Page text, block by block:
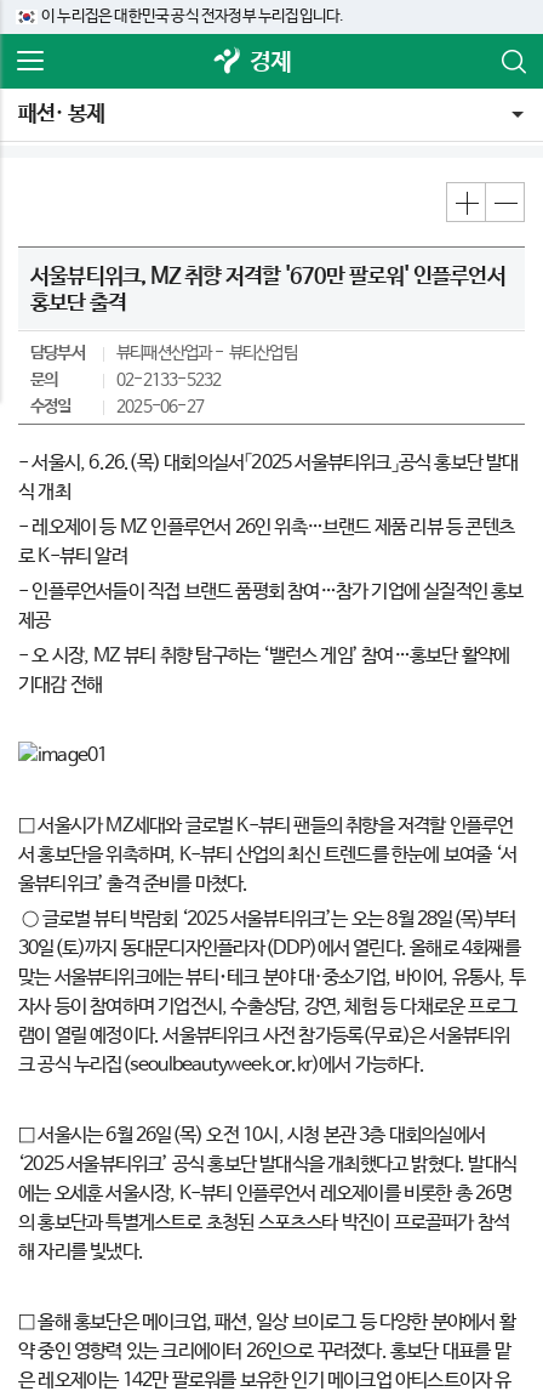
이 누리집은 대한민국 공식 전자정부 누리집입니다.
경제
패션· 봉제
서울뷰티위크, MZ 취향 저격할 '670만 팔로워' 인플루언서
홍보단 출격
담당부서 뷰티패션산업과
뷰티산업팀
문의
02-2133-5232
수정일
2025-06-27
- 서울시, 6.26.(목) 대회의실서「2025 서울뷰티위크」공식 홍보단 발대
식 개최
- 레오제이 등 MZ 인플루언서 26인 위촉…브랜드 제품 리뷰 등 콘텐츠
로 K-뷰티 알려
- 인플루언서들이 직접 브랜드 품평회 참여…참가 기업에 실질적인 홍보
제공
- 오 시장, MZ 뷰티 취향 탐구하는 ‘밸런스 게임’ 참여…홍보단 활약에
기대감 전해
□ 서울시가 MZ세대와 글로벌 K-뷰티 팬들의 취향을 저격할 인플루언
서 홍보단을 위촉하며, K-뷰티 산업의 최신 트렌드를 한눈에 보여줄 ‘서
울뷰티위크’ 출격 준비를 마쳤다.
○ 글로벌 뷰티 박람회 ‘2025 서울뷰티위크’는 오는 8월 28일(목)부터
30일(토)까지 동대문디자인플라자(DDP)에서 열린다. 올해로 4회째를
맞는 서울뷰티위크에는 뷰티･테크 분야 대·중소기업, 바이어, 유통사, 투
자사 등이 참여하며 기업전시, 수출상담, 강연, 체험 등 다채로운 프로그
램이 열릴 예정이다. 서울뷰티위크 사전 참가등록(무료)은 서울뷰티위
크 공식 누리집(seoulbeautyweek.or.kr)에서 가능하다.
□ 서울시는 6월 26일(목) 오전 10시, 시청 본관 3층 대회의실에서
‘2025 서울뷰티위크’ 공식 홍보단 발대식을 개최했다고 밝혔다. 발대식
에는 오세훈 서울시장, K-뷰티 인플루언서 레오제이를 비롯한 총 26명
의 홍보단과 특별게스트로 초청된 스포츠스타 박진이 프로골퍼가 참석
해 자리를 빛냈다.
□ 올해 홍보단은 메이크업, 패션, 일상 브이로그 등 다양한 분야에서 활
약 중인 영향력 있는 크리에이터 26인으로 꾸려졌다. 홍보단 대표를 맡
은 레오제이는 142만 팔로워를 보유한 인기 메이크업 아티스트이자 유